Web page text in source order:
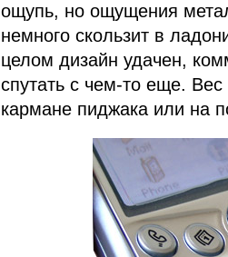
ощупь, но ощущения
немного скользит в
целом дизайн удачен,
спутать с чем-то еще.
кармане пиджака или на